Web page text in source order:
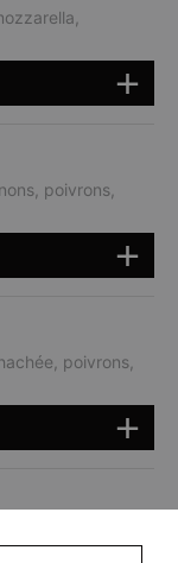
poivrons,
poivrons,